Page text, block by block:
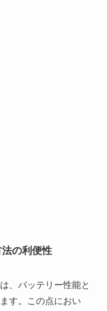
の利便性
、バッテリー性能と
す。この点におい